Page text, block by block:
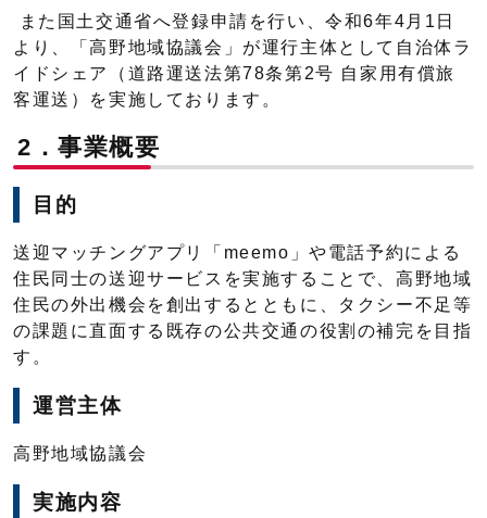
また国土交通省へ登録申請を行い、令和6年4月1日
より、「高野地域協議会」が運行主体として自治体ラ
イドシェア（道路運送法第78条第2号 自家用有償旅
客運送）を実施しております。
2．事業概要
目的
送迎マッチングアプリ「meemo」や電話予約による
住民同士の送迎サービスを実施することで、高野地域
住民の外出機会を創出するとともに、タクシー不足等
の課題に直面する既存の公共交通の役割の補完を目指
す。
運営主体
高野地域協議会
実施内容